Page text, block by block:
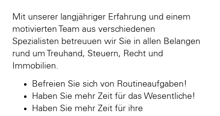
Mit unserer langjähriger Erfahrung und einem
motivierten Team aus verschiedenen
Spezialisten betreuuen wir Sie in allen Belangen
rund um Treuhand, Steuern, Recht und
Immobilien.
Befreien Sie sich von Routineaufgaben!
Haben Sie mehr Zeit für das Wesentliche!
Haben Sie mehr Zeit für ihre